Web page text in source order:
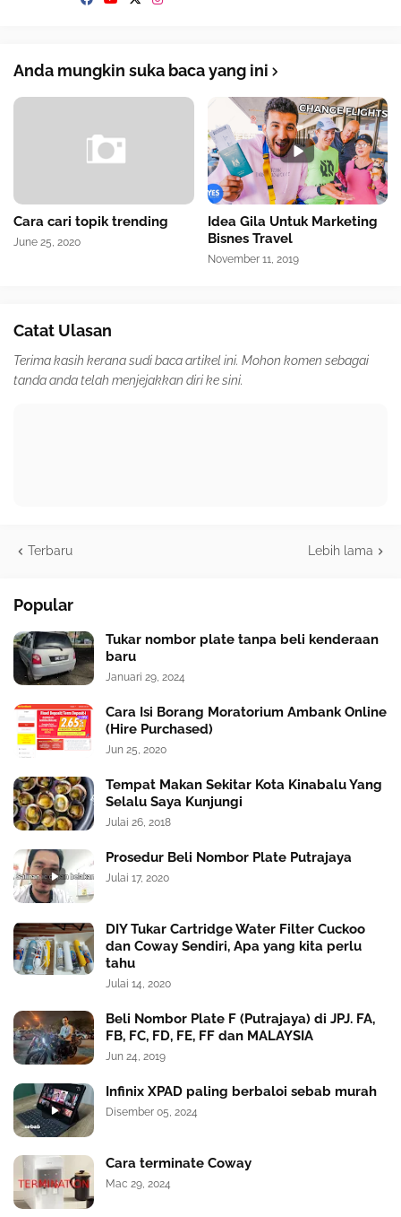
Anda mungkin suka baca yang ini
Cara cari topik trending
June 25, 2020
Idea Gila Untuk Marketing
Bisnes Travel
November 11, 2019
Catat Ulasan
Terima kasih kerana sudi baca artikel ini. Mohon komen sebagai
tanda anda telah menjejakkan diri ke sini.
Terbaru Lebih lama
Popular
Tukar nombor plate tanpa beli kenderaan
baru
Januari 29, 2024
Cara Isi Borang Moratorium Ambank Online
(Hire Purchased)
Jun 25, 2020
Tempat Makan Sekitar Kota Kinabalu Yang
Selalu Saya Kunjungi
Julai 26, 2018
Prosedur Beli Nombor Plate Putrajaya
Julai 17, 2020
DIY Tukar Cartridge Water Filter Cuckoo
dan Coway Sendiri, Apa yang kita perlu
tahu
Julai 14, 2020
Beli Nombor Plate F (Putrajaya) di JPJ. FA,
FB, FC, FD, FE, FF dan MALAYSIA
Jun 24, 2019
Infinix XPAD paling berbaloi sebab murah
Disember 05, 2024
Cara terminate Coway
Mac 29, 2024